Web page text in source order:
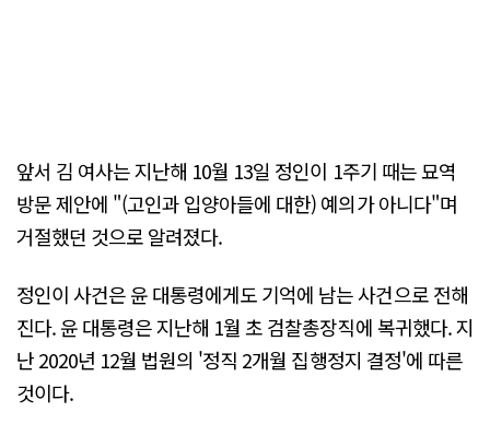
앞서 김 여사는 지난해 10월 13일 정인이 1주기 때는 묘역
방문 제안에 "(고인과 입양아들에 대한) 예의가 아니다"며
거절했던 것으로 알려졌다.
정인이 사건은 윤 대통령에게도 기억에 남는 사건으로 전해
진다. 윤 대통령은 지난해 1월 초 검찰총장직에 복귀했다. 지
난 2020년 12월 법원의 '정직 2개월 집행정지 결정'에 따른
것이다.